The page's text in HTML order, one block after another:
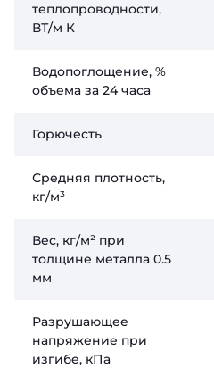
теплопроводности,
ВТ/м К
Водопоглощение, %
объема за 24 часа
Горючесть
Средняя плотность,
кг/м³
Вес, кг/м² при
толщине металла 0.5
мм
Разрушающее
напряжение при
изгибе, кПа